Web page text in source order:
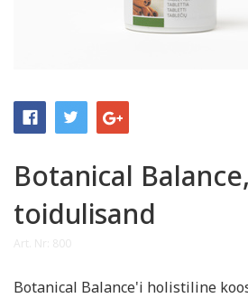
Botanical Balance,
toidulisand
Botanical Balance'i holistiline